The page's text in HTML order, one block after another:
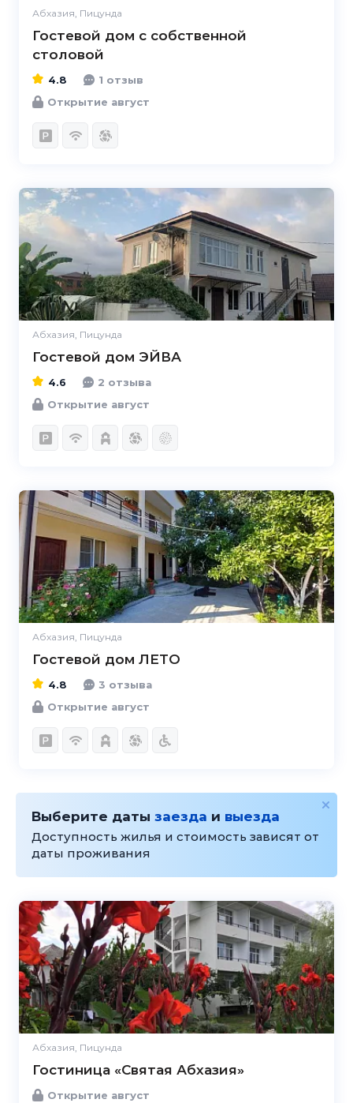
Абхазия, Пицунда
Гостевой дом с собственной
столовой
4.8
1 отзыв
Открытие август
Абхазия, Пицунда
Гостевой дом ЭЙВА
4.6
2 отзыва
Открытие август
Абхазия, Пицунда
Гостевой дом ЛЕТО
4.8
4.8
3 отзыва
Открытие август
Выберите даты заезда и выезда
Доступность жилья и стоимость зависят от
даты проживания
Абхазия, Пицунда
Гостиница «Святая Абхазия»
Открытие август